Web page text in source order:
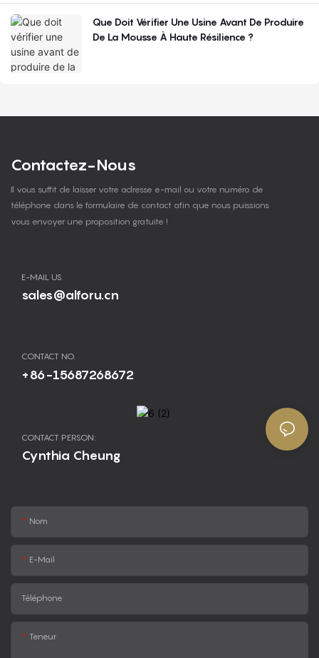
Que Doit Vérifier Une Usine Avant De Produire
De La Mousse À Haute Résilience ?
Contactez-Nous
Il vous suffit de laisser votre adresse e-mail ou votre numéro de
téléphone dans le formulaire de contact afin que nous puissions
vous envoyer une proposition gratuite !
E-MAIL US
sales@alforu.cn
CONTACT NO.
+86-15687268672
CONTACT PERSON:
Cynthia Cheung
Nom
E-Mail
Téléphone
Teneur